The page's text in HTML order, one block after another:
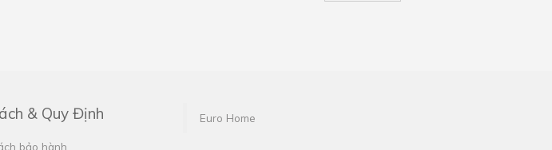
& Quy Định
bảo hành
Euro Home